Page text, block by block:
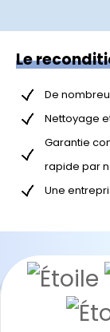
Le
De
Nettoyage
Garantie
rapide par
Une